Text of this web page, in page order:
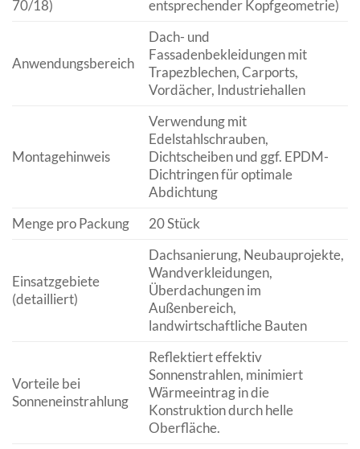
70/18)
entsprechender Kopfgeometrie)
Anwendungsbereich
Dach- und
Fassadenbekleidungen mit
Trapezblechen, Carports,
Vordächer, Industriehallen
Montagehinweis
Verwendung mit
Edelstahlschrauben,
Dichtscheiben und ggf. EPDM-
Dichtringen für optimale
Abdichtung
Menge pro Packung
20 Stück
Einsatzgebiete
(detailliert)
Dachsanierung, Neubauprojekte,
Wandverkleidungen,
Überdachungen im
Außenbereich,
landwirtschaftliche Bauten
Vorteile bei
Sonneneinstrahlung
Reflektiert effektiv
Sonnenstrahlen, minimiert
Wärmeeintrag in die
Konstruktion durch helle
Oberfläche.